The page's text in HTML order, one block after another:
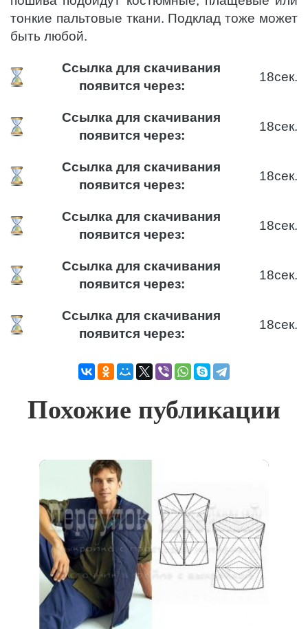
тонкие пальтовые ткани. Подклад тоже может
быть любой.
Ссылка для скачивания
появится через:
18сек.
Ссылка для скачивания
появится через:
18сек.
Ссылка для скачивания
появится через:
18сек.
Ссылка для скачивания
появится через:
18сек.
Ссылка для скачивания
появится через:
18сек.
Ссылка для скачивания
появится через:
18сек.
Похожие публикации